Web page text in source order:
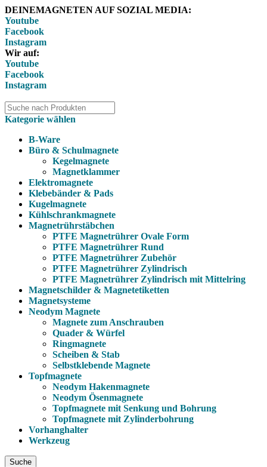
DEINEMAGNETEN AUF SOZIAL MEDIA:
Youtube
Facebook
Instagram
Wir auf:
Youtube
Facebook
Instagram
Kategorie wählen
B-Ware
Büro & Schulmagnete
Kegelmagnete
Magnetklammer
Elektromagnete
Klebebänder & Pads
Kugelmagnete
Kühlschrankmagnete
Magnetrührstäbchen
PTFE Magnetrührer Ovale Form
PTFE Magnetrührer Rund
PTFE Magnetrührer Zubehör
PTFE Magnetrührer Zylindrisch
PTFE Magnetrührer Zylindrisch mit Mittelring
Magnetschilder & Magnetetiketten
Magnetsysteme
Neodym Magnete
Magnete zum Anschrauben
Quader & Würfel
Ringmagnete
Scheiben & Stab
Selbstklebende Magnete
Topfmagnete
Neodym Hakenmagnete
Neodym Ösenmagnete
Topfmagnete mit Senkung und Bohrung
Topfmagnete mit Zylinderbohrung
Vorhanghalter
Werkzeug
Suche